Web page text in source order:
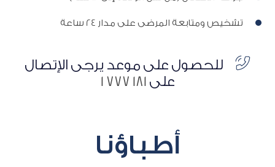
تشخيص ومتابعة المرضى على مدار 24 ساعة
للحصول على موعد يرجى الإتصال
على 181 777 1
أطباؤنا